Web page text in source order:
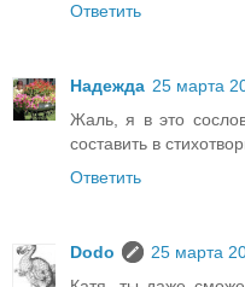
Ответить
Надежда 25 марта
Жаль, я в это
составить в
Ответить
Dodo
25 марта